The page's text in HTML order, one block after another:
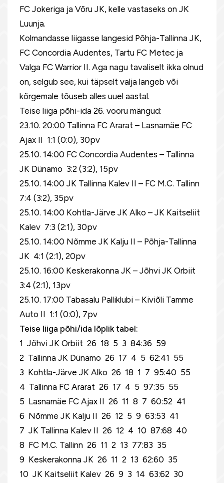
FC Jokeriga ja Võru JK, kelle vastaseks on JK
Luunja.
Kolmandasse liigasse langesid Põhja-Tallinna JK,
FC Concordia Audentes, Tartu FC Metec ja
Valga FC Warrior II. Aga nagu tavaliselt ikka olnud
on, selgub see, kui täpselt valja langeb või
kõrgemale tõuseb alles uuel aastal.
Teise liiga põhi-ida 26. vooru mängud:
23.10. 20:00 Tallinna FC Ararat – Lasnamäe FC
Ajax II 1:1 (0:0), 30pv
25.10. 14:00 FC Concordia Audentes – Tallinna
JK Dünamo 3:2 (3:2), 15pv
25.10. 14:00 JK Tallinna Kalev II – FC M.C. Tallinn
7:4 (3:2), 35pv
25.10. 14:00 Kohtla-Järve JK Alko – JK Kaitseliit
Kalev 7:3 (2:1), 30pv
25.10. 14:00 Nõmme JK Kalju II – Põhja-Tallinna
JK 4:1 (2:1), 20pv
25.10. 16:00 Keskerakonna JK – Jõhvi JK Orbiit
3:4 (2:1), 13pv
25.10. 17:00 Tabasalu Palliklubi – Kiviõli Tamme
Auto II 1:1 (0:0), 7pv
Teise liiga põhi/ida lõplik tabel:
1 Jõhvi JK Orbiit 26 18 5 3 84:36 59
2 Tallinna JK Dünamo 26 17 4 5 62:41 55
3 Kohtla-Järve JK Alko 26 18 1 7 95:40 55
4 Tallinna FC Ararat 26 17 4 5 97:35 55
5 Lasnamäe FC Ajax II 26 11 8 7 60:52 41
6 Nõmme JK Kalju II 26 12 5 9 63:53 41
7 JK Tallinna Kalev II 26 12 4 10 87:68 40
8 FC M.C. Tallinn 26 11 2 13 77:83 35
9 Keskerakonna JK 26 11 2 13 62:60 35
10 JK Kaitseliit Kalev 26 9 3 14 63:62 30